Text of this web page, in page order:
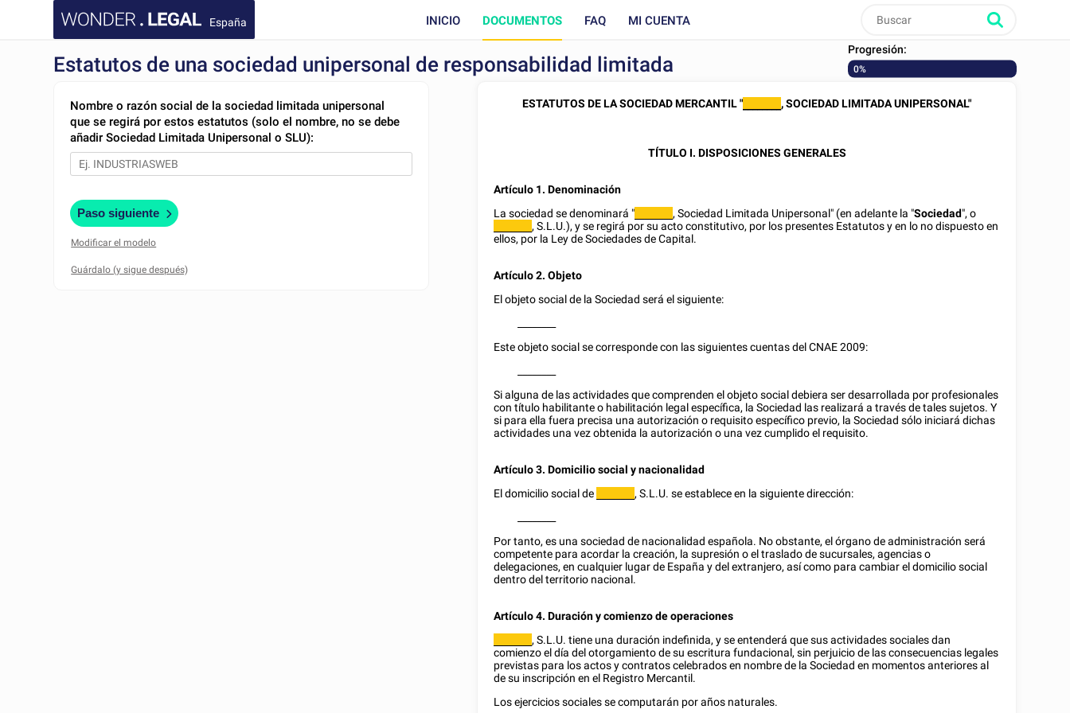
España INICIO DOCUMENTOS FAQ MI CUENTA
Estatutos de una sociedad unipersonal de responsabilidad limitada
Progresión:
0%
Nombre o razón social de la sociedad limitada unipersonal
que se regirá por estos estatutos (solo el nombre, no se debe
añadir Sociedad Limitada Unipersonal o SLU):
Paso siguiente
Modificar el modelo
ESTATUTOS DE LA SOCIEDAD MERCANTIL " ________, SOCIEDAD LIMITADA UNIPERSONAL"
TÍTULO I. DISPOSICIONES GENERALES
Artículo 1. Denominación
La sociedad se denominará " ________, Sociedad Limitada Unipersonal" (en adelante la "Sociedad", o
________, S.L.U.), y se regirá por su acto constitutivo, por los presentes Estatutos y en lo no dispuesto en
ellos, por la Ley de Sociedades de Capital.
Artículo 2. Objeto
El objeto social de la Sociedad será el siguiente:
Este objeto social se corresponde con las siguientes cuentas del CNAE 2009:
Si alguna de las actividades que comprenden el objeto social debiera ser desarrollada por profesionales
con título habilitante o habilitación legal específica, la Sociedad las realizará a través de tales sujetos. Y
si para ella fuera precisa una autorización o requisito específico previo, la Sociedad sólo iniciará dichas
actividades una vez obtenida la autorización o una vez cumplido el requisito.
Artículo 3. Domicilio social y nacionalidad
El domicilio social de
________, S.L.U. se establece en la siguiente dirección:
Por tanto, es una sociedad de nacionalidad española. No obstante, el órgano de administración será
competente para acordar la creación, la supresión o el traslado de sucursales, agencias o
delegaciones, en cualquier lugar de España y del extranjero, así como para cambiar el domicilio social
dentro del territorio nacional.
Artículo 4. Duración y comienzo de operaciones
________, S.L.U. tiene una duración indefinida, y se entenderá que sus actividades sociales dan
comienzo el día del otorgamiento de su escritura fundacional, sin perjuicio de las consecuencias legales
previstas para los actos y contratos celebrados en nombre de la Sociedad en momentos anteriores al
de su inscripción en el Registro Mercantil.
Los ejercicios sociales se computarán por años naturales.